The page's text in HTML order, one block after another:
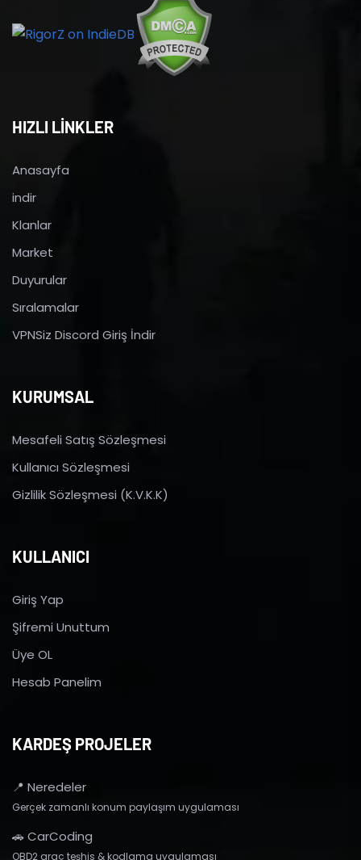
HIZLI LİNKLER
Anasayfa
indir
Klanlar
Market
Duyurular
Sıralamalar
VPNSiz Discord Giriş İndir
KURUMSAL
Mesafeli Satış Sözleşmesi
Kullanıcı Sözleşmesi
Gizlilik Sözleşmesi (K.V.K.K)
KULLANICI
Giriş Yap
Şifremi Unuttum
Üye OL
Hesab Panelim
KARDEŞ PROJELER
📍 Neredeler
Gerçek zamanlı konum paylaşım uygulaması
🚗 CarCoding
OBD2 araç teşhis & kodlama uygulaması